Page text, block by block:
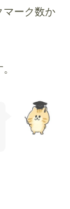
マーク数か